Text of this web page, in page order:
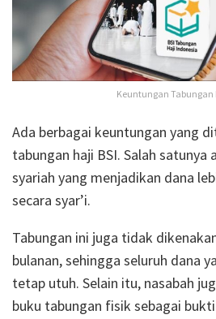
Keuntungan Tabungan
Ada berbagai keuntungan yang
tabungan haji BSI. Salah satunya
syariah yang menjadikan dana
secara syar’i.
Tabungan ini juga tidak
bulanan, sehingga seluruh dana
tetap utuh. Selain itu, nasabah
buku tabungan fisik sebagai